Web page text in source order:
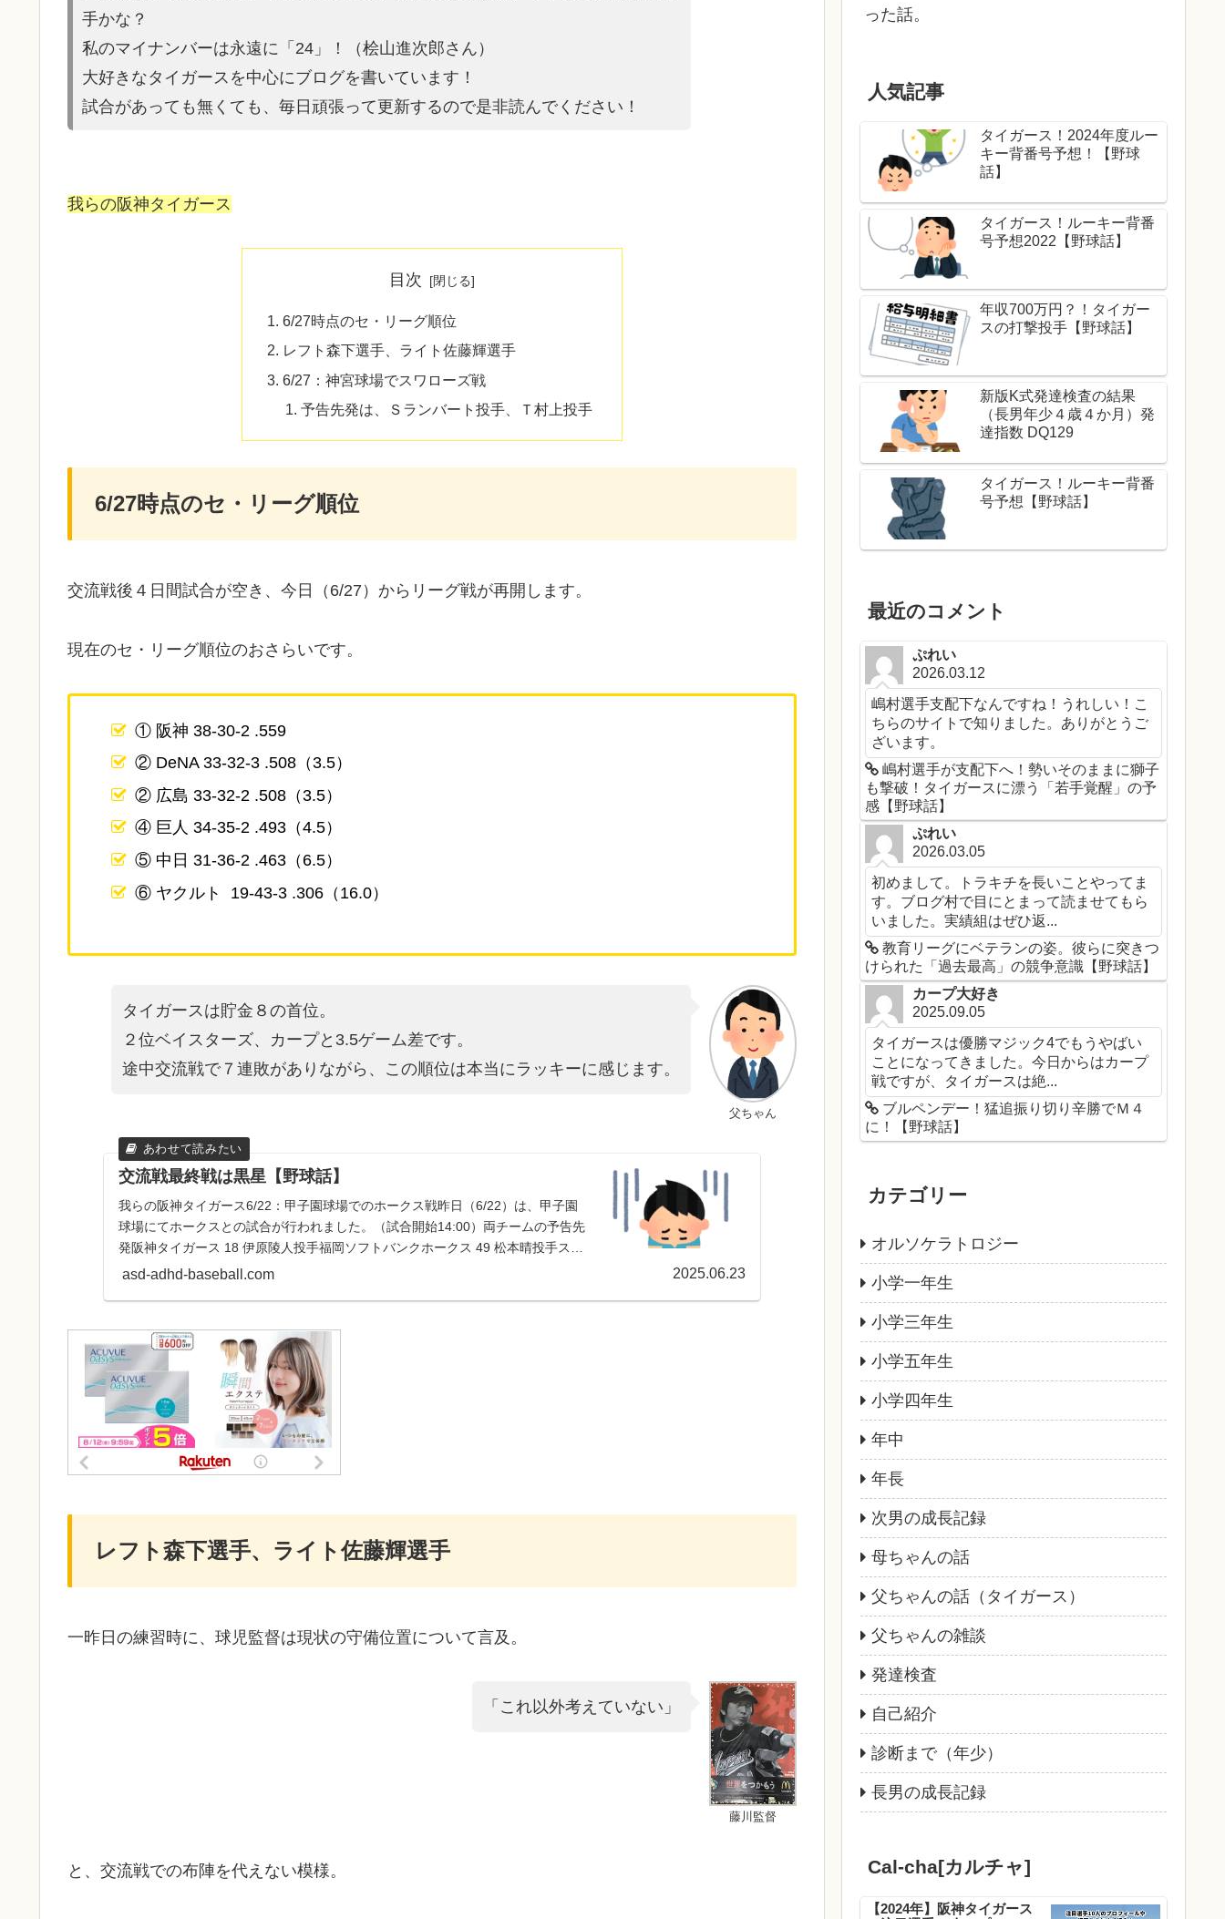
手かな？
私のマイナンバーは永遠に「24」！（桧山進次郎さん）
大好きなタイガースを中心にブログを書いています！
試合があって も無くても、毎日頑張って更新するので是非読んでください！
我らの阪神タイガース
目次
6/27時点のセ・リーグ順位
レフト森下選手、ライト佐藤輝選手
6/27：神宮球場でスワローズ戦
予告先発は、Ｓランバート投手、Ｔ村上投手
6/27時点のセ・リーグ順位
交流戦後４日間試合が空き、今日（6/27）からリーグ戦が再開します。
現在のセ・リーグ順位のおさらいです。
① 阪神 38-30-2 .559
② DeNA 33-32-3 .508（3.5）
② 広島 33-32-2 .508（3.5）
④ 巨人 34-35-2 .493（4.5）
⑤ 中日 31-36-2 .463（6.5）
⑥ ヤクルト 19-43-3 .306（16.0）
父ちゃん
タイガースは貯金８の首位。
２位ベイスターズ、カープと3.5ゲーム差です。
途中交流戦で７連敗がありながら、この順位は本当にラッキーに感じます。
交流戦最終戦は黒星【野球話】
我らの阪神タイガース6/22：甲子園球場でのホークス戦昨日（6/22）は、甲子園
球場にてホークスとの試合が行われました。（試合開始14:00）両チームの予告先
発阪神タイガース 18 伊原陵人投手福岡ソフトバンクホークス 49 松本晴投手ス
タ...
asd-adhd-baseball.com 2025.06.23
レフト森下選手、ライト佐藤輝選手
一昨日の練習時に、球児監督は現状の守備位置について言及。
藤川監督
「これ以外考えていない」
と、交流戦での布陣を代えない模様。
った話。
人気記事
タイガース！2024年度ルー
キー背番号予想！【野球
話】
タイガース！ルーキー背番
号予想2022【野球話】
年収700万円？！タイガー
スの打撃投手【野球話】
新版K式発達検査の結果
（長男年少４歳４か月）発
達指数 DQ129
タイガース！ルーキー背番
号予想【野球話】
最近のコメント
ぷれい
2026.03.12
嶋村選手支配下なんですね！うれしい！こ
ちらのサイトで知りました。ありがとうご
ざいます。
嶋村選手が支配下へ！勢いそのままに獅子
も撃破！タイガースに漂う「若手覚醒」の予
感【野球話】
ぷれい
2026.03.05
初めまして。トラキチを長いことやってま
す。ブログ村で目にとまって読ませてもら
いました。実績組はぜひ返...
教育リーグにベテランの姿。彼らに突きつ
けられた「過去最高」の競争意識【野球話】
カープ大好き
2025.09.05
タイガースは優勝マジック4でもうやばい
ことになってきました。今日からはカープ
戦ですが、タイガースは絶...
ブルペンデー！猛追振り切り辛勝でＭ４
に！【野球話】
カテゴリー
オルソケラトロジー
小学一年生
小学三年生
小学五年生
小学四年生
年中
年長
次男の成長記録
母ちゃんの話
父ちゃんの話（タイガース）
父ちゃんの雑談
発達検査
自己紹介
診断まで（年少）
長男の成長記録
Cal-cha[カルチャ]
【2024年】阪神タイガース